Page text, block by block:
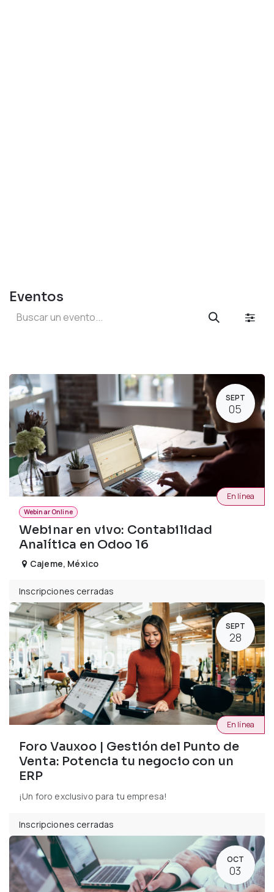
Eventos
SEPT
05
Webinar Online
Webinar en vivo: Contabilidad
Analítica en Odoo 16
En línea
Cajeme, México
Inscripciones cerradas
SEPT
28
Foro Vauxoo | Gestión del Punto de
Venta: Potencia tu negocio con un
ERP
¡Un foro exclusivo para tu empresa!
En línea
Inscripciones cerradas
OCT
03